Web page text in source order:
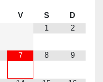
V S
D
1
2
7 8 9